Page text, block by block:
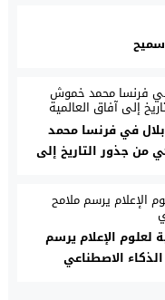
سميح
في فرنسا محمد
من جذور التاريخ إلى
العربية لعلوم الإعلام يرسم
الاصطناعي